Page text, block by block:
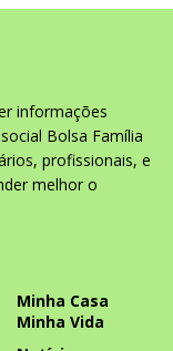
informações
Bolsa Família
profissionais, e
melhor o
Minha Casa
Minha Vida